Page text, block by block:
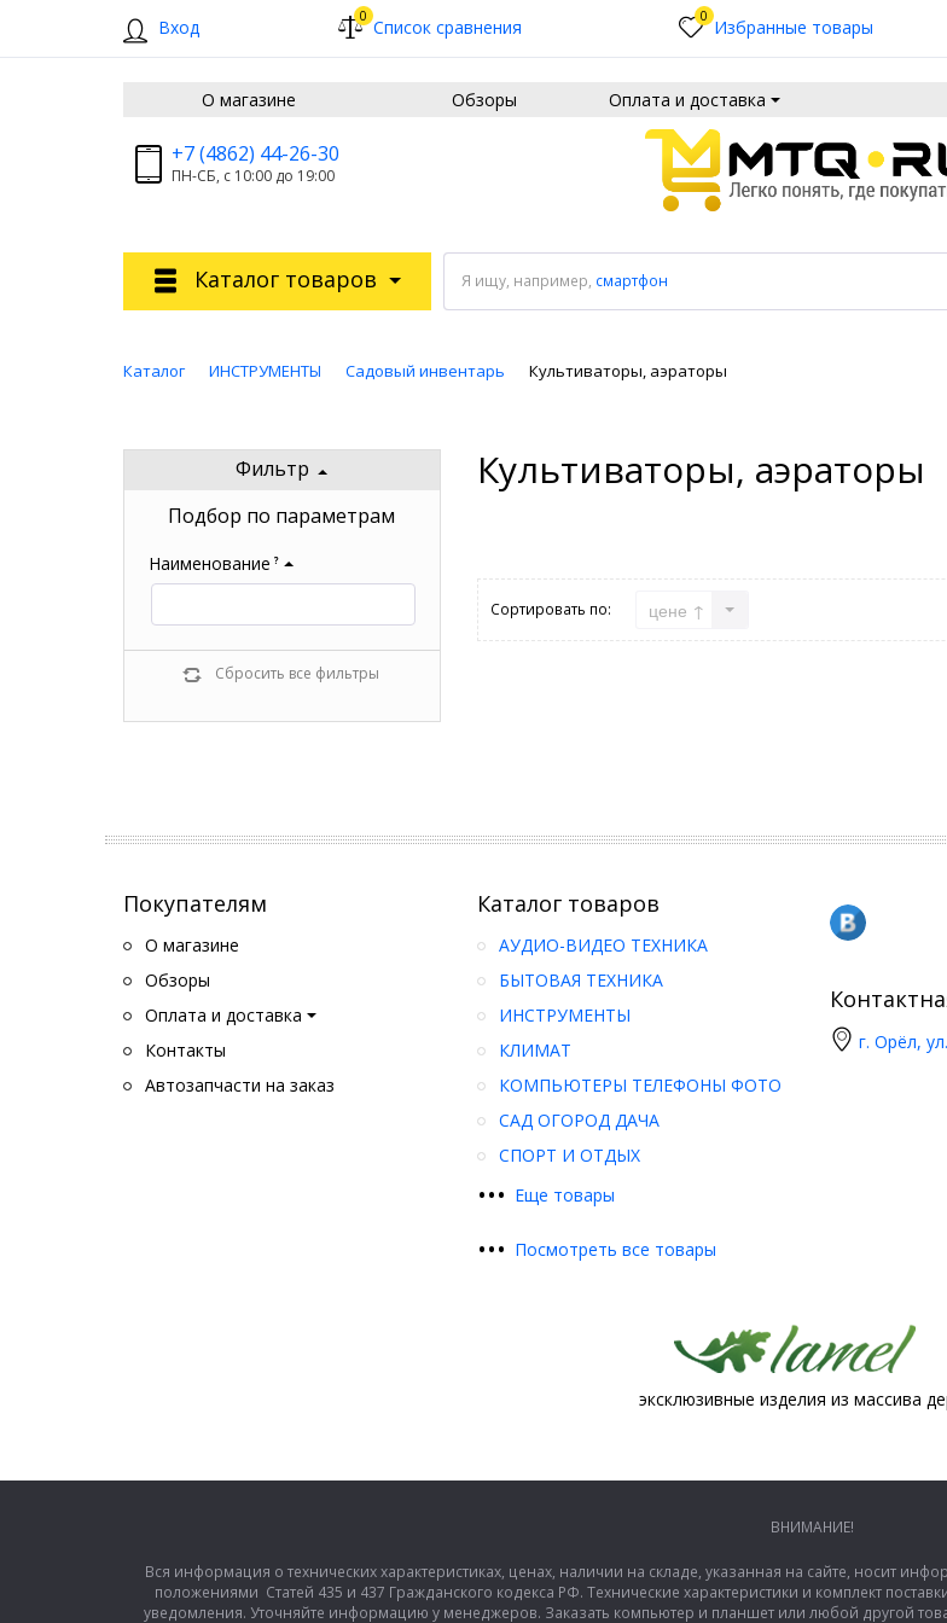
Вход 0 Список сравнения 0 Избранные товары
О магазине Обзоры Оплата и доставка
+7 (4862) 44-26-30
ПН-СБ, с 10:00 до 19:00
Я ищу, например, смартфон
Каталог товаров
Каталог ИНСТРУМЕНТЫ Садовый инвентарь Культиваторы, аэраторы
Фильтр
Подбор по параметрам
Наименование ?
Сбросить все фильтры
Культиваторы, аэраторы
Сортировать по: цене ↑
Покупателям
О магазине
Обзоры
Оплата и доставка
Контакты
Автозапчасти на заказ
Каталог товаров
••• Еще товары
АУДИО-ВИДЕО ТЕХНИКА
БЫТОВАЯ ТЕХНИКА
ИНСТРУМЕНТЫ
КЛИМАТ
КОМПЬЮТЕРЫ ТЕЛЕФОНЫ ФОТО
САД ОГОРОД ДАЧА
СПОРТ И ОТДЫХ
••• Посмотреть все товары
г. Орёл,
эксклюзивные изделия из массива
ВНИМАНИЕ!
Вся информация о технических характеристиках, ценах, наличии на складе, указанная на сайте, носит
положениями Статей 435 и 437 Гражданского кодекса РФ. Технические характеристики и комплект
уведомления. Уточняйте информацию у менеджеров. Заказать компьютер и планшет или любой другой